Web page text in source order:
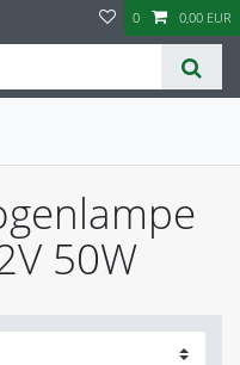
0 0,00 EUR
50W